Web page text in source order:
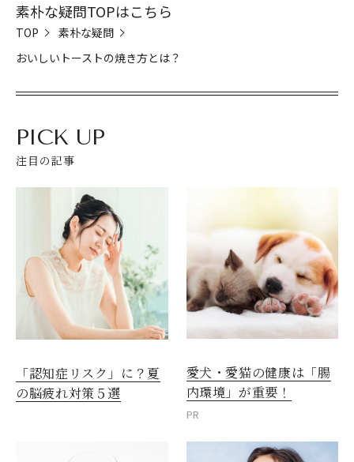
素朴な疑問TOPはこちら
TOP
素朴な疑問
おいしいトーストの焼き方とは？
PICK UP
注目の記事
「認知症リスク」に？夏
の脳疲れ対策５選
愛犬・愛猫の健康は「腸
内環境」が重要！
PR